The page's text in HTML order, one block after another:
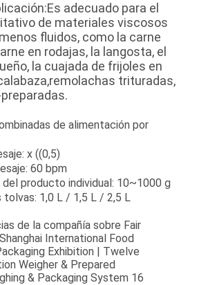
adecuado para el
de materiales viscosos
fluidos, como la carne
en rodajas, la langosta, el
la cuajada de frijoles en
trituradas,
de alimentación por
x ((0,5)
60 bpm
del producto individual: 10~1000 g
tolvas: 1,0 L / 1,5 L / 2,5 L